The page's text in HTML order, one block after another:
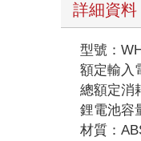
詳細資料
型號：
額定輸入
總額定消
鋰電池容
材質：